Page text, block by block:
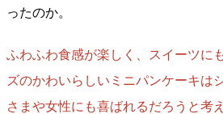
ったのか。
ふわふわ食感が楽しく、スイーツに
ズのかわいらしいミニパンケーキは
さまや女性にも喜ばれるだろうと考